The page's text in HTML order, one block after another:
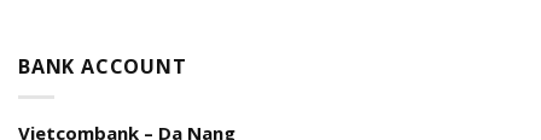
BANK ACCOUNT
Vietcombank – Da Nang